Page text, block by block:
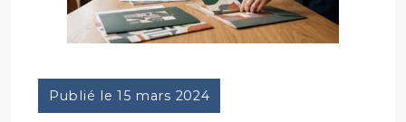
Publié le 15 mars 2024